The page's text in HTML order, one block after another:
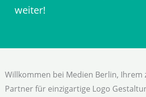
weiter!
Willkommen bei Medien Berlin, Ihrem
Partner für einzigartige Logo